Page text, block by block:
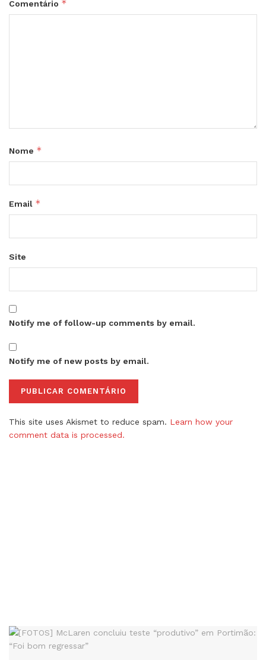
Comentário *
Nome *
Email *
Site
Notify me of follow-up comments by email.
Notify me of new posts by email.
This site uses Akismet to reduce spam. Learn how your
comment data is processed.